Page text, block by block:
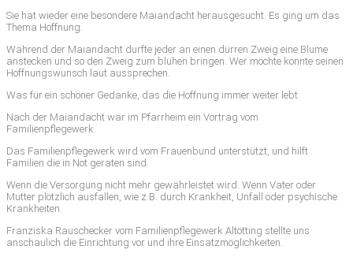
Sie hat wieder eine besondere Maiandacht herausgesucht. Es ging um das
Thema Hoffnung.
Während der Maiandacht durfte jeder an einen dürren Zweig eine Blume
anstecken und so den Zweig zum blühen bringen. Wer möchte konnte seinen
Hoffnungswunsch laut aussprechen.
Was für ein schöner Gedanke, das die Hoffnung immer weiter lebt.
Nach der Maiandacht war im Pfarrheim ein Vortrag vom
Familienpflegewerk.
Das Familienpflegewerk wird vom Frauenbund unterstützt, und hilft
Familien die in Not geraten sind.
Wenn die Versorgung nicht mehr gewährleistet wird. Wenn Vater oder
Mutter plötzlich ausfallen, wie z.B. durch Krankheit, Unfall oder psychische
Krankheiten.
Franziska Rauschecker vom Familienpflegewerk Altötting stellte uns
anschaulich die Einrichtung vor und ihre Einsatzmöglichkeiten.